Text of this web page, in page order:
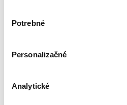
Ďakujeme!
súhlasu
Potrebné
Personalizačné
Analytické